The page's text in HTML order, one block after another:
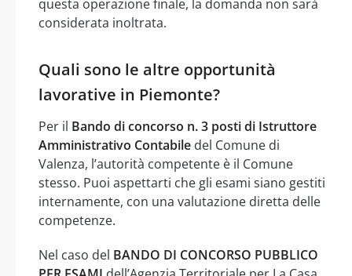
questa operazione finale, la domanda non sarà
considerata inoltrata.
Quali sono le altre opportunità
lavorative in Piemonte?
Per il Bando di concorso n. 3 posti di Istruttore
Amministrativo Contabile del Comune di
Valenza, l’autorità competente è il Comune
stesso. Puoi aspettarti che gli esami siano gestiti
internamente, con una valutazione diretta delle
competenze.
Nel caso del BANDO DI CONCORSO PUBBLICO